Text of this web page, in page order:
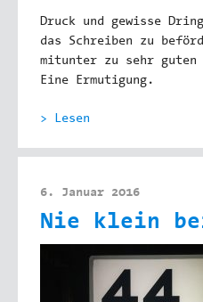
Druck und gewisse
das Schreiben zu
mitunter zu sehr guten
Eine Ermutigung.
> Lesen
6. Januar 2016
Nie klein